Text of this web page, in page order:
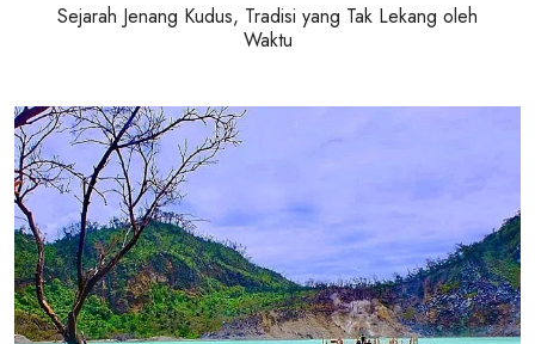
Sejarah Jenang Kudus, Tradisi yang Tak Lekang oleh
Waktu